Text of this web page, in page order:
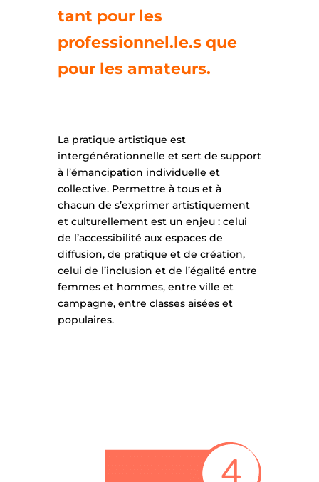
tant pour les
professionnel.le.s que
pour les amateurs.
La pratique artistique est
intergénérationnelle et sert de support
à l’émancipation individuelle et
collective. Permettre à tous et à
chacun de s’exprimer artistiquement
et culturellement est un enjeu : celui
de l’accessibilité aux espaces de
diffusion, de pratique et de création,
celui de l’inclusion et de l’égalité entre
femmes et hommes, entre ville et
campagne, entre classes aisées et
populaires.